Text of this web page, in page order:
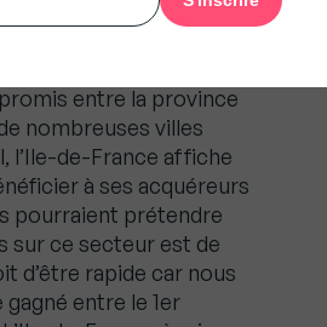
acquéreurs
entre la province
nombreuses villes
l’Ile-de-France affiche
à ses acquéreurs
pourraient prétendre
sur ce secteur est de
d’être rapide car nous
entre le 1er